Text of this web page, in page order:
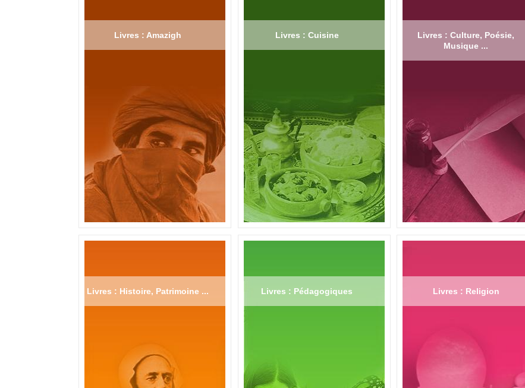
Livres : Amazigh Livres : Cuisine
Livres : Culture, Poésie,
Musique ...
Livres : Histoire, Patrimoine ... Livres : Pédagogiques Livres : Religion